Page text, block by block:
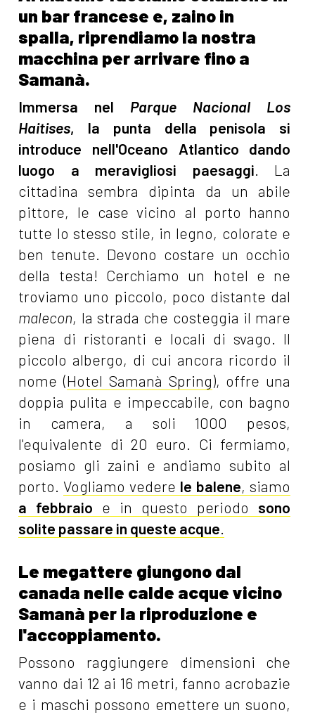
un bar francese e, zaino in
spalla, riprendiamo la nostra
macchina per arrivare fino a
Samanà.
Immersa nel Parque Nacional Los
Haitises, la punta della penisola si
introduce nell'Oceano Atlantico dando
luogo a meravigliosi paesaggi . La
cittadina sembra dipinta da un abile
pittore, le case vicino al porto hanno
tutte lo stesso stile, in legno, colorate e
ben tenute. Devono costare un occhio
della testa! Cerchiamo un hotel e ne
troviamo uno piccolo, poco distante dal
malecon, la strada che costeggia il mare
piena di ristoranti e locali di svago. Il
piccolo albergo, di cui ancora ricordo il
nome (Hotel Samanà Spring), offre una
doppia pulita e impeccabile, con bagno
in camera, a soli 1000 pesos,
l'equivalente di 20 euro. Ci fermiamo,
posiamo gli zaini e andiamo subito al
porto. Vogliamo vedere le balene, siamo
a febbraio e in questo periodo sono
solite passare in queste acque
Le megattere giungono dal
canada nelle calde acque vicino
Samanà per la riproduzione e
l'accoppiamento.
Possono raggiungere dimensioni che
vanno dai 12 ai 16 metri, fanno acrobazie
e i maschi possono emettere un suono,